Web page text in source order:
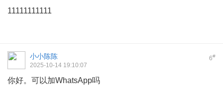
11111111111
6#
小小陈陈
2025-10-14 19:10:07
你好。可以加WhatsApp吗